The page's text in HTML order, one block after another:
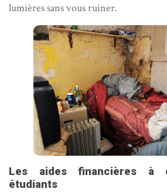
lumières sans vous ruiner.
Les aides financières à
étudiants